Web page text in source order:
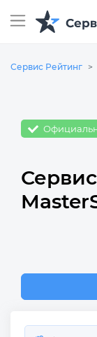
Сервис Рейтинг